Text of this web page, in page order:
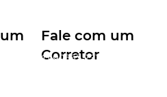
Fale com um
Corretor
11 99553-7374